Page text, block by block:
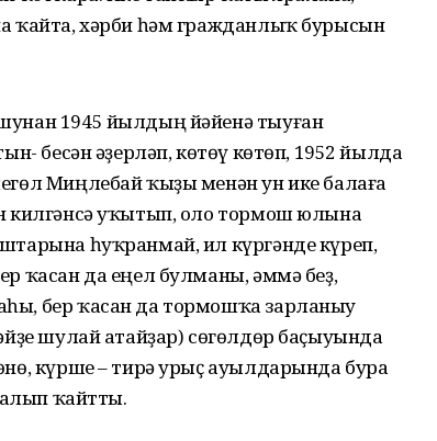
ҡайта, хәрби һәм гражданлыҡ бурысын
1945 йылдың йәйенә тыуған
бесән әҙерләп, көтөү көтөп, 1952 йылда
Миңлебай ҡыҙы менән ун ике балаға
килгәнсә уҡытып, оло тормош юлына
һуҡранмай, ил күргәнде күреп,
ҡасан да еңел булманы, әммә беҙ,
бер ҡасан да тормошҡа зарланыу
шулай атайҙар) сөгөлдөр баҫыуында
күрше – тирә урыҫ ауылдарында бура
алып ҡайтты.